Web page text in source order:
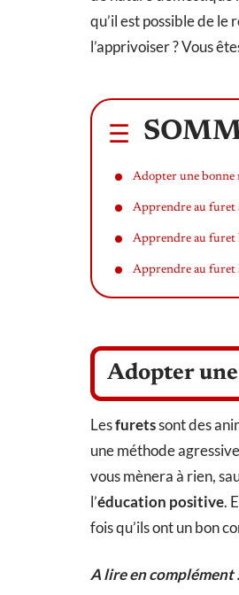
qu’il est possible de
l’apprivoiser ? Vous
Adopter une bonne
Apprendre au furet
Apprendre au furet
Apprendre au furet
Adopter
Lesfuretssont des
une méthode
vous mènera à rien,
l’éducation positive.
fois qu’ils ont un bon
A lire en complément